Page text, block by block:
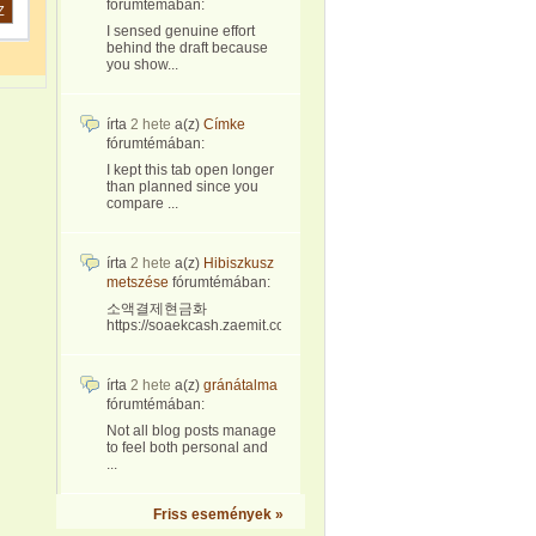
fórumtémában:
I sensed genuine effort
behind the draft because
you show...
írta 2 hete a(z) Címke
fórumtémában:
I kept this tab open longer
than planned since you
compare ...
írta 2 hete a(z) Hibiszkusz
metszése fórumtémában:
소액결제현금화
https://soaekcash.zaemit.com/...
írta 2 hete a(z) gránátalma
fórumtémában:
Not all blog posts manage
to feel both personal and
...
Friss események »